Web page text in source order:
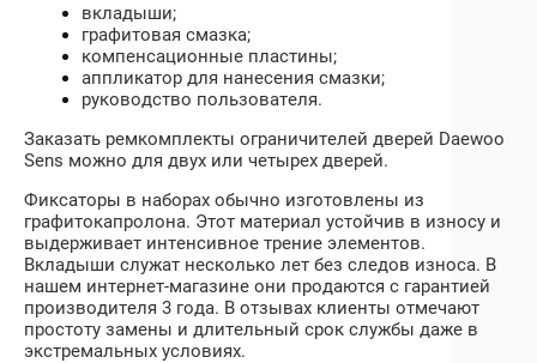
вкладыши;
графитовая смазка;
компенсационные пластины;
аппликатор для нанесения смазки;
руководство пользователя.
Заказать ремкомплекты ограничителей дверей Daewoo
Sens можно для двух или четырех дверей.
Фиксаторы в наборах обычно изготовлены из
графитокапролона. Этот материал устойчив в износу и
выдерживает интенсивное трение элементов.
Вкладыши служат несколько лет без следов износа. В
нашем интернет-магазине они продаются с гарантией
производителя 3 года. В отзывах клиенты отмечают
простоту замены и длительный срок службы даже в
экстремальных условиях.